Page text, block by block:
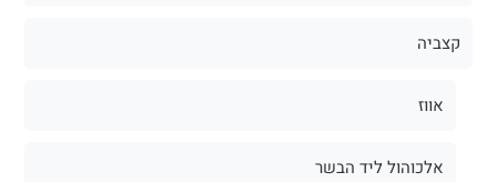
קצביה
אווז
אלכוהול ליד הבשר